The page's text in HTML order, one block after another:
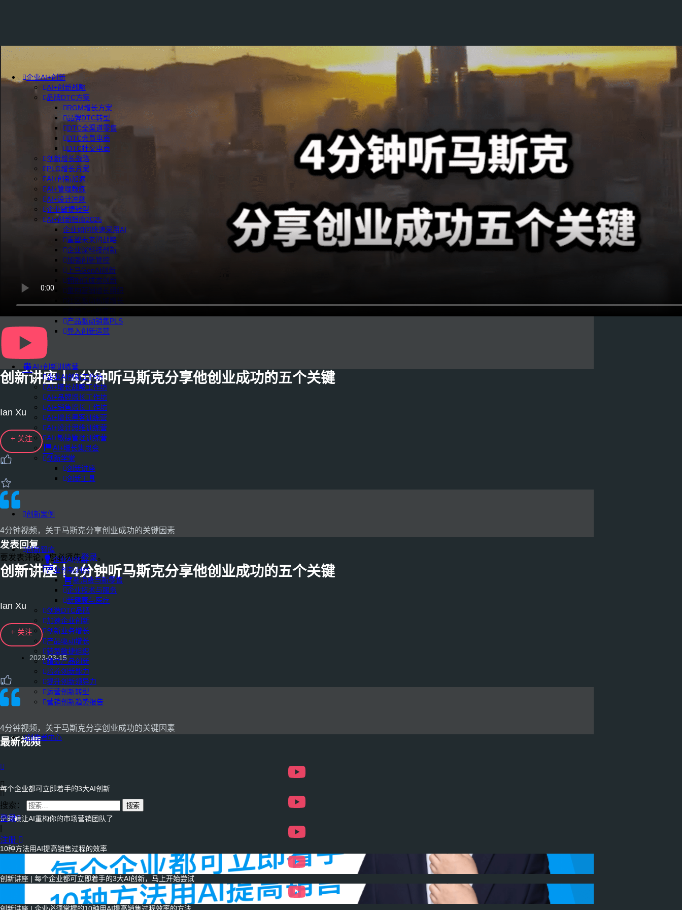
企业AI+创新
AI+创新战略
品牌DTC方案
RGM增长方案
品牌DTC转型
DTC全渠道零售
DTC会员电商
DTC社交电商
创新增长战略
PLG增长方案
AI+创新加速
AI+管理教练
AI+设计冲刺
企业敏捷转型
AI+创新指南2025
企业如何快速采用AI
重塑未来的战略
企业深科技创新
加强创新管控
上马GenAI创新
拥抱低成本创新
重构营销增长组织
社区驱动私域增长
产品驱动销售PLS
导入创新运营
AI+创新训练营
企业AI创新工作坊
AI+增长战略工作坊
AI+品牌增长工作坊
AI+销售增长工作坊
AI+增长黑客训练营
AI+设计思维训练营
AI+敏捷管理训练营
AI+增长集思会
创新学堂
创新讲座
创新工具
创新案例
创新智库
企业AI创新
产业创新洞察
新消费与新零售
企业技术与服务
新健康与医疗
创造DTC品牌
加速企业创新
创新业务增长
产品驱动增长
转型敏捷组织
精益产品创新
培养创新能力
提升创新领导力
运营创新转型
营销创新趋势报告
创作者中心
搜索：
登录
注册
创新讲座丨4分钟听马斯克分享他创业成功的五个关键
Ian Xu
+ 关注
4分钟视频，关于马斯克分享创业成功的关键因素
发表回复
要发表评论，您必须先登录。
创新讲座丨4分钟听马斯克分享他创业成功的五个关键
Ian Xu
+ 关注
2023-03-15
4分钟视频，关于马斯克分享创业成功的关键因素
最新视频
每个企业都可立即着手的3大AI创新
是时候让AI重构你的市场营销团队了
10种方法用AI提高销售过程的效率
创新讲座 | 每个企业都可立即着手的3大AI创新，马上开始尝试